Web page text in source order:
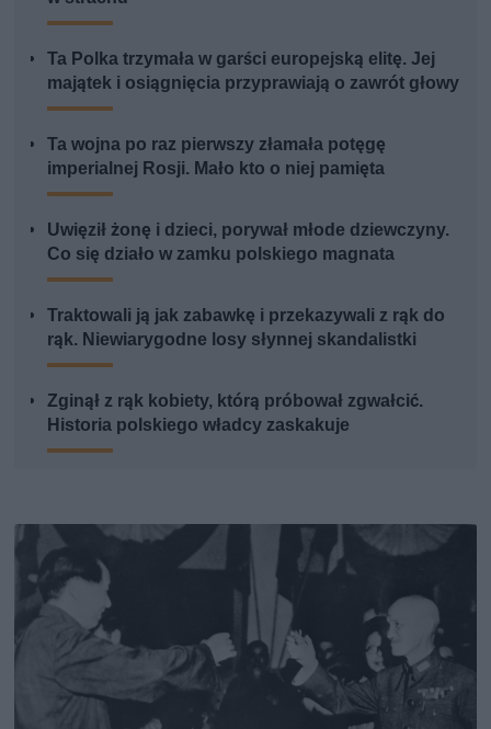
Ta Polka trzymała w garści europejską elitę. Jej
majątek i osiągnięcia przyprawiają o zawrót głowy
Ta wojna po raz pierwszy złamała potęgę
imperialnej Rosji. Mało kto o niej pamięta
Uwięził żonę i dzieci, porywał młode dziewczyny.
Co się działo w zamku polskiego magnata
Traktowali ją jak zabawkę i przekazywali z rąk do
rąk. Niewiarygodne losy słynnej skandalistki
Zginął z rąk kobiety, którą próbował zgwałcić.
Historia polskiego władcy zaskakuje